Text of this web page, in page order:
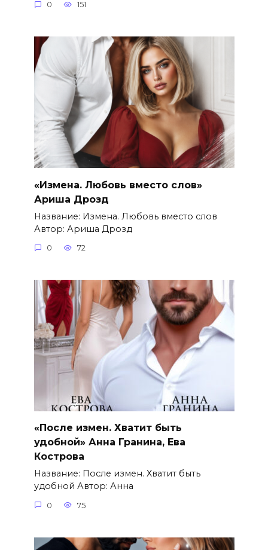
0 151
«Измена. Любовь вместо слов»
Ариша Дрозд
Название: Измена. Любовь вместо слов
Автор: Ариша Дрозд
0 72
«После измен. Хватит быть
удобной» Анна Гранина, Ева
Кострова
Название: После измен. Хватит быть
удобной Автор: Анна
0 75